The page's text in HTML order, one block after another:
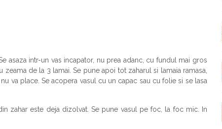
asaza intr-un vas incapator, nu prea adanc, cu fundul mai gros
de la 3 lamai. Se pune apoi tot zaharul si lamaia ramasa,
va place. Se acopera vasul cu un capac sau cu folie si se lasa
zahar este deja dizolvat. Se pune vasul pe foc, la foc mic. In